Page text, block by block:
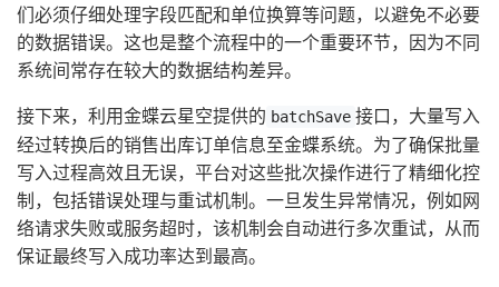
们必须仔细处理字段匹配和单位换算等问题，以避免不必要
的数据错误。这也是整个流程中的一个重要环节，因为不同
系统间常存在较大的数据结构差异。
接下来，利用金蝶云星空提供的 batchSave 接口，大量写入
经过转换后的销售出库订单信息至金蝶系统。为了确保批量
写入过程高效且无误，平台对这些批次操作进行了精细化控
制，包括错误处理与重试机制。一旦发生异常情况，例如网
络请求失败或服务超时，该机制会自动进行多次重试，从而
保证最终写入成功率达到最高。